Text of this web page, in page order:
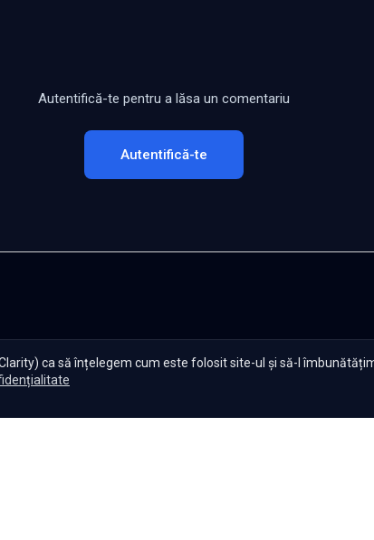
ca să înțelegem cum este folosit site-ul și să-l
Autentifică-te pentru a lăsa un comentariu
Autentifică-te